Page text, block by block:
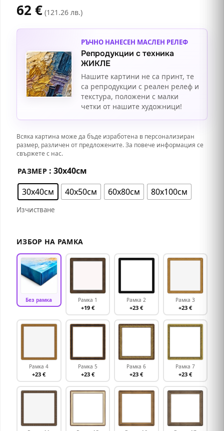
62 € (121.26 лв.)
РЪЧНО НАНЕСЕН МАСЛЕН РЕЛЕФ
Репродукции с техника
ЖИКЛЕ
Нашите картини не са принт, те
са репродукции с реален релеф и
текстура, положени с малки
четки от нашите художници!
Всяка картина може да бъде изработена в персонализиран
размер, различен от предложените. За повече информация се
свържете с нас.
РАЗМЕР : 30х40см
30х40см
40х50см 60х80см 80х100см
Изчистване
ИЗБОР НА РАМКА
Без рамка Рамка 1
+19 €
Рамка 2
+23 €
Рамка 3
+23 €
Рамка 4
+23 €
Рамка 5
+23 €
Рамка 6
+23 €
Рамка 7
+23 €